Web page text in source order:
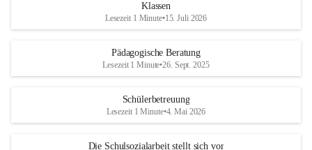
Klassen
Lesezeit 1 Minute•15. Juli 2026
Pädagogische Beratung
Lesezeit 1 Minute•26. Sept. 2025
Schülerbetreuung
Lesezeit 1 Minute•4. Mai 2026
Die Schulsozialarbeit stellt sich vor